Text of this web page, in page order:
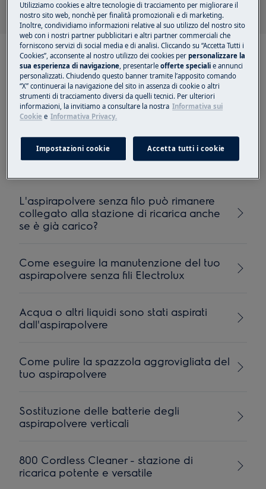
Articoli consigliati per
Scopa elettrica e
lavapavimenti
L'aspirapolvere senza filo può rimanere
collegato alla stazione di ricarica anche
se è già carico?
Come eseguire la manutenzione del tuo
aspirapolvere senza fili Electrolux
Acqua o altri liquidi sono stati aspirati
dall'aspirapolvere
Come pulire la spazzola aggrovigliata del
tuo aspirapolvere
Sostituzione delle batterie degli
aspirapolvere verticali
800 Cordless Cleaner - stazione di
ricarica potente e versatile
Utilizziamo cookies e altre tecnologie di tracciamento per migliorare il
nostro sito web, nonchè per finalità promozionali e di marketing.
Inoltre, condividiamo informazioni relative al suo utilizzo del nostro sito
web con i nostri partner pubblicitari e altri partner commerciali che
forniscono servizi di social media e di analisi. Cliccando su “Accetta Tutti i
Cookies”, acconsente al nostro utilizzo dei cookies perpersonalizzare la
sua esperienza di navigazione, presentarleofferte speciali e annunci
personalizzati. Chiudendo questo banner tramite l’apposito comando
“X” continuerai la navigazione del sito in assenza di cookie o altri
strumenti di tracciamento diversi da quelli tecnici. Per ulteriori
informazioni, la invitiamo a consultare la nostra Informativa sui
Cookie e Informativa Privacy.
Impostazioni cookie Accetta tutti i cookie